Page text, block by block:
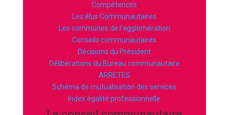
Compétences
Les élus Communautaires
Les communes de l’agglomération
Conseils communautaires
Décisions du Président
Délibérations du Bureau communautaire
ARRETES
Schéma de mutualisation des services
Index égalité professionnelle